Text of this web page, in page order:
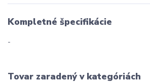
Kompletné špecifikácie
-
Tovar zaradený v kategóriách